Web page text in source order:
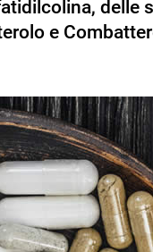
delle
e